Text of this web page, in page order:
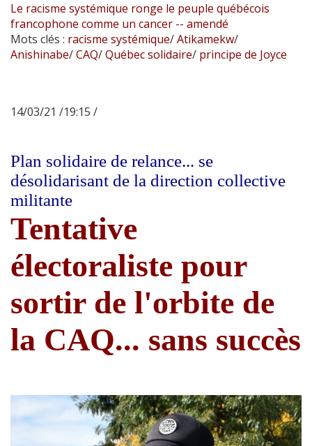
Le racisme systémique ronge le peuple québécois
francophone comme un cancer -- amendé
Mots clés : racisme systémique/Atikamekw/
Anishinabe/CAQ/Québec solidaire/ principe de Joyce
14/03/21 /19:15 /
Plan solidaire de relance... se
désolidarisant de la direction collective
militante
Tentative
électoraliste pour
sortir de l'orbite de
la CAQ... sans succès